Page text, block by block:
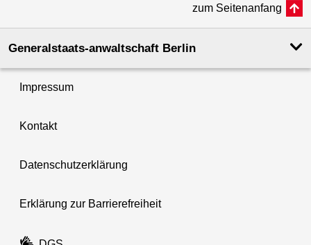
zum Seitenanfang
Generalstaats-anwaltschaft Berlin
Impressum
Kontakt
Datenschutzerklärung
Erklärung zur Barrierefreiheit